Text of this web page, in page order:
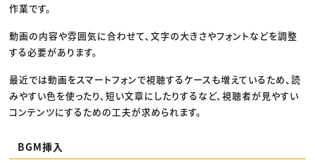
作業です。
動画の内容や雰囲気に合わせて、文字の大きさやフォントなどを調整
する必要があります。
最近では動画をスマートフォンで視聴するケースも増えているため、読
みやすい色を使ったり、短い文章にしたりするなど、視聴者が見やすい
コンテンツにするための工夫が求められます。
BGM挿入